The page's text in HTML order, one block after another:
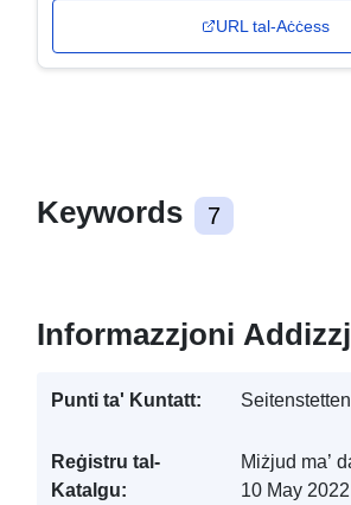
URL tal-Aċċess
Keywords 7
Informazzjoni
Punti ta' Kuntatt: Seitenstetten
Reġistru tal-
Katalgu:
Miżjud ma’
10 May 2022